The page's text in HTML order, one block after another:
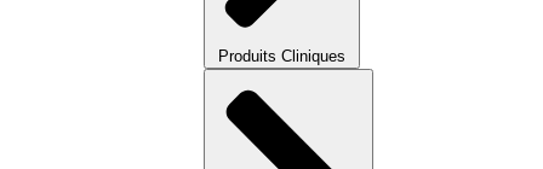
Produits Cliniques